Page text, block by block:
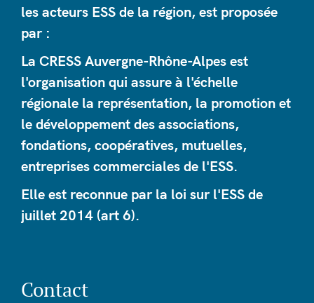
les acteurs ESS de la région, est proposée
par :
La CRESS Auvergne-Rhône-Alpes est
l'organisation qui assure à l'échelle
régionale la représentation, la promotion et
le développement des associations,
fondations, coopératives, mutuelles,
entreprises commerciales de l'ESS.
Elle est reconnue par la loi sur l'ESS de
juillet 2014 (art 6).
Contact